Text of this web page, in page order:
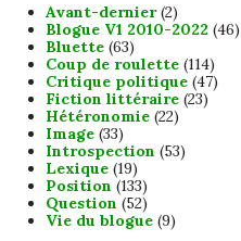
Avant-dernier(2)
Blogue V1 2010-2022 (46)
Bluette(63)
Coup de roulette(114)
Critique politique(47)
Fiction littéraire(23)
Hétéronomie(22)
Image(33)
Introspection (53)
Lexique(19)
Position (133)
Question (52)
Vie du blogue(9)